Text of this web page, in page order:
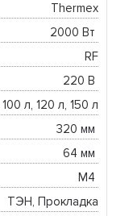
Thermex
2000 Вт
RF
220 В
л, 120 л, 150 л
320 мм
64 мм
М4
ТЭН, Прокладка